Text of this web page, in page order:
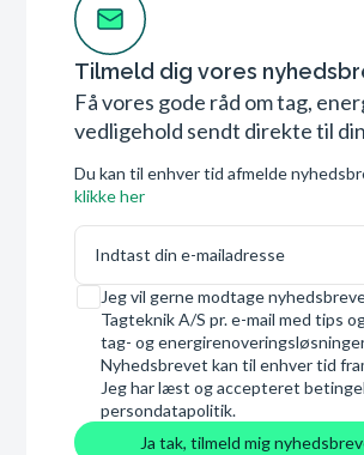
Tilmeld dig vores
Få vores gode råd om tag,
vedligehold sendt direkte til
Du kan til enhver tid afmelde
klikke her
E-mail
Samtykke
Jeg vil gerne modtage
Tagteknik A/S pr. e-mail med tips
tag- og
Nyhedsbrevet kan til enhver tid
Jeg har læst og accepteret
persondatapolitik.
Ja tak, tilmeld mig